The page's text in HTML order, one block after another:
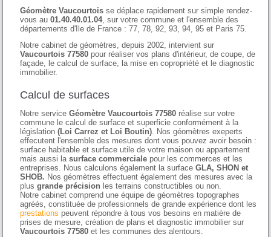
Géomètre Vaucourtois se déplace rapidement sur simple rendez-
vous au01.40.40.01.04, sur votre commune et l'ensemble des
départements d'Ile de France : 77, 78, 92, 93, 94, 95 et Paris 75.
Notre cabinet de géomètres, depuis 2002, intervient sur
Vaucourtois 77580 pour réaliser vos plans d'intérieur, de coupe, de
façade, le calcul de surface, la mise en copropriété et le diagnostic
immobilier.
Calcul de surfaces
Notre serviceGéomètre Vaucourtois 77580 réalise sur votre
commune le calcul de surface et superficie conformément à la
législation(Loi Carrez et Loi Boutin). Nos géomètres exeperts
effecutent l'ensemble des mesures dont vous pouvez avoir besoin :
surface habitable et surface utile de votre maison ou appartement
mais aussi lasurface commerciale pour les commerces et les
entreprises. Nous calculons également la surfaceGLA, SHON et
SHOB. Nos géomètres effectuent également des mesures avec la
plusgrande précision les terrains constructibles ou non.
Notre cabinet comprend une équipe de géomètres topographes
agréés, constituée de professionnels de grande expérience dont les
prestations peuvent répondre à tous vos besoins en matière de
prises de mesure, création de plans et diagnostic immobilier sur
Vaucourtois 77580 et les communes des alentours.